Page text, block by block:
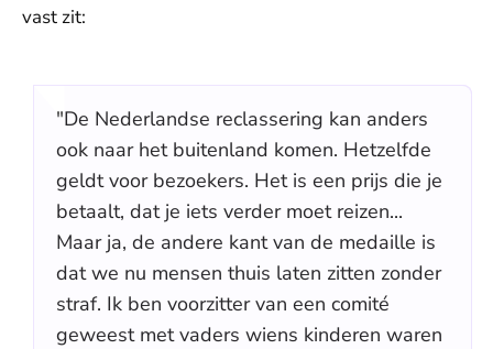
vast zit:
"De Nederlandse reclassering kan anders
ook naar het buitenland komen. Hetzelfde
geldt voor bezoekers. Het is een prijs die je
betaalt, dat je iets verder moet reizen...
Maar ja, de andere kant van de medaille is
dat we nu mensen thuis laten zitten zonder
straf. Ik ben voorzitter van een comité
geweest met vaders wiens kinderen waren